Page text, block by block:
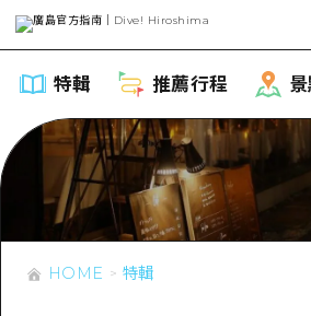
特輯 推薦行程
HOME 特輯